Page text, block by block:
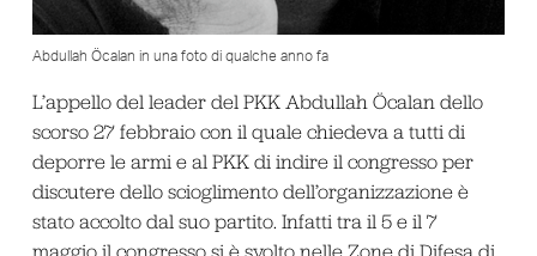
Abdullah Öcalan in una foto di qualche anno fa
L’appello del leader del PKK Abdullah Öcalan dello
scorso 27 febbraio con il quale chiedeva a tutti di
deporre le armi e al PKK di indire il congresso per
discutere dello scioglimento dell’organizzazione è
stato accolto dal suo partito. Infatti tra il 5 e il 7
maggio il congresso si è svolto nelle Zone di Difesa di